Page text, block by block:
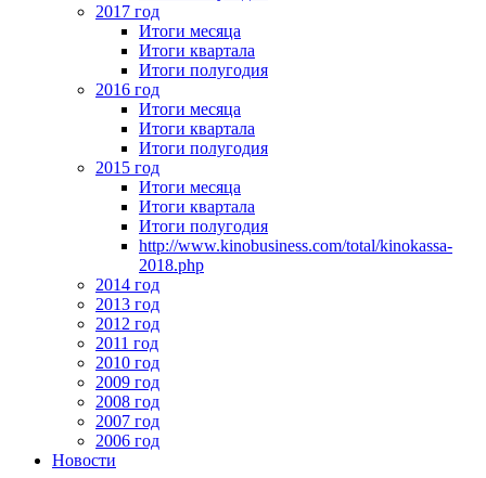
2017 год
Итоги месяца
Итоги квартала
Итоги полугодия
2016 год
Итоги месяца
Итоги квартала
Итоги полугодия
2015 год
Итоги месяца
Итоги квартала
Итоги полугодия
http://www.kinobusiness.com/total/kinokassa-
2018.php
2014 год
2013 год
2012 год
2011 год
2010 год
2009 год
2008 год
2007 год
2006 год
Новости